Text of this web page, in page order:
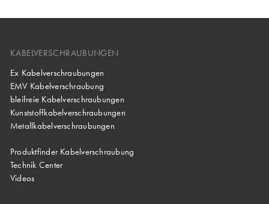
KABELVERSCHRAUBUNGEN
Ex Kabelverschraubungen
EMV Kabelverschraubung
bleifreie Kabelverschraubungen
Kunststoffkabelverschraubungen
Metallkabelverschraubungen
Produktfinder Kabelverschraubung
Technik Center
Videos